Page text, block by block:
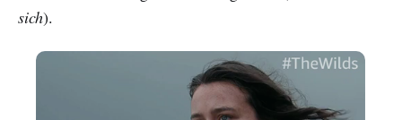
sich).